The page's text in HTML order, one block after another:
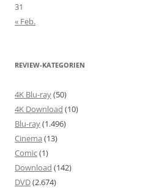
31
« Feb.
REVIEW-KATEGORIEN
4K Blu-ray(50)
4K Download (10)
Blu-ray(1.496)
Cinema (13)
Comic(1)
Download (142)
DVD(2.674)